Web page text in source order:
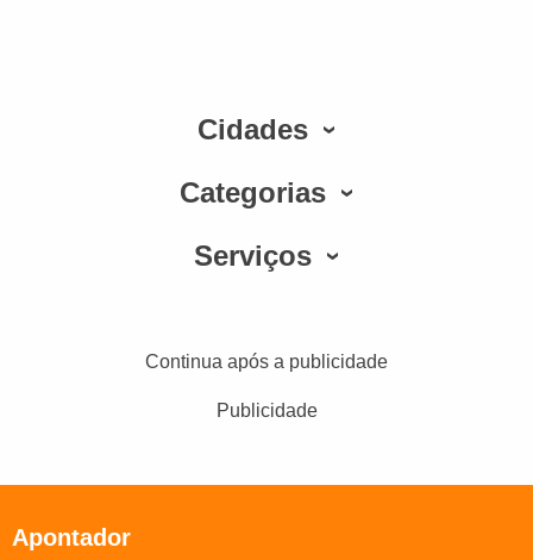
Cidades
Categorias
Serviços
Continua após a publicidade
Publicidade
Apontador